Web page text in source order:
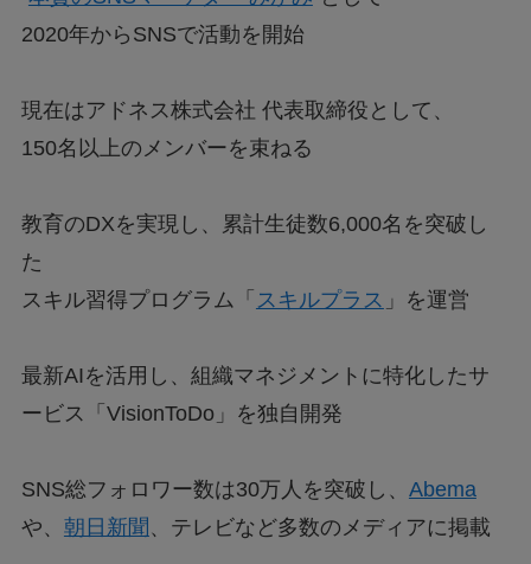
2020年からSNSで活動を開始
現在はアドネス株式会社 代表取締役として、
150名以上のメンバーを束ねる
教育のDXを実現し、累計生徒数6,000名を突破し
た
スキル習得プログラム「 スキルプラス 」を運営
最新AIを活用し、組織マネジメントに特化したサ
ービス「VisionToDo」を独自開発
SNS総フォロワー数は30万人を突破し、 Abema
や、 朝日新聞 、テレビなど多数のメディアに掲載